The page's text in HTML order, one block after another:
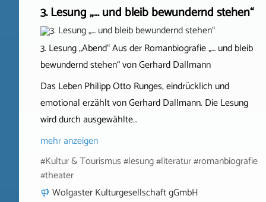
3. Lesung „… und bleib bewundernd stehen“
3. Lesung „Abend“ Aus der Romanbiografie „… und bleib
bewundernd stehen“ von Gerhard Dallmann
Das Leben Philipp Otto Runges, eindrücklich und
emotional erzählt von Gerhard Dallmann. Die Lesung
wird durch ausgewählte…
mehr anzeigen
#Kultur & Tourismus #lesung #literatur #romanbiografie
#theater
Wolgaster Kulturgesellschaft gGmbH